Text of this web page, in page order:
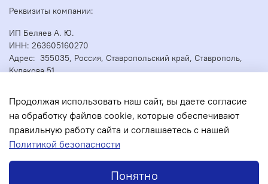
Реквизиты компании:
ИП Беляев А. Ю.
ИНН: 263605160270
Адрес: 355035, Россия, Ставропольский край, Ставрополь,
Кулакова 51
Продолжая использовать наш сайт, вы даете согласие
на обработку файлов cookie, которые обеспечивают
правильную работу сайта и соглашаетесь с нашей
Политикой безопасности
Понятно